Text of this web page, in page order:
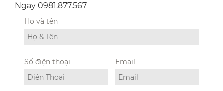
Ngay 0981.877.567
Họ và tên
Số điện thoại Email